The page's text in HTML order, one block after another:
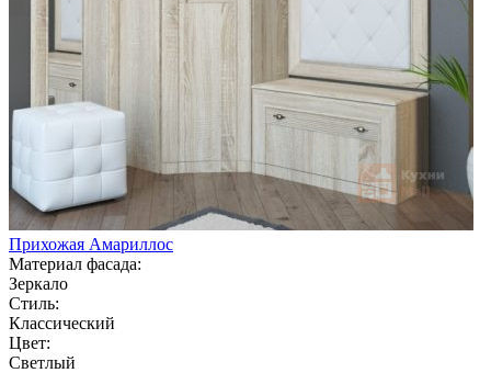
Прихожая Амариллос
Материал фасада:
Зеркало
Стиль:
Классический
Цвет:
Светлый